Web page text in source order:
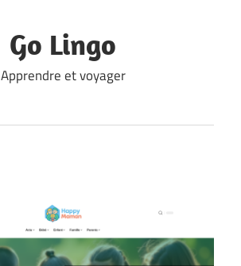
Go Lingo
Apprendre et voyager